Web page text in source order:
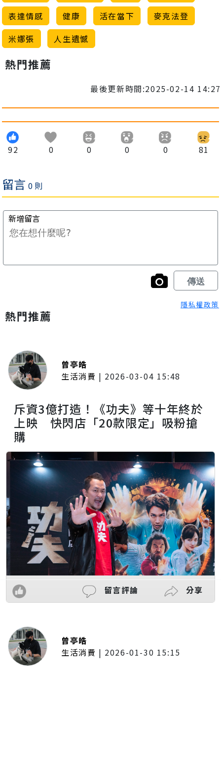
表達情感
健康 活在當下
麥克法登
米娜張
人生遺憾
熱門推薦
最後更新時間:2025-02-14 14:27
92 0 0 0 0 81
隱私權政策
熱門推薦
曾亭皓
生活消費 | 2026-03-04 15:48
斥資3億打造！《功夫》等十年終於
上映 快閃店「20款限定」吸粉搶
購
留言評論 分享
曾亭皓
生活消費 | 2026-01-30 15:15